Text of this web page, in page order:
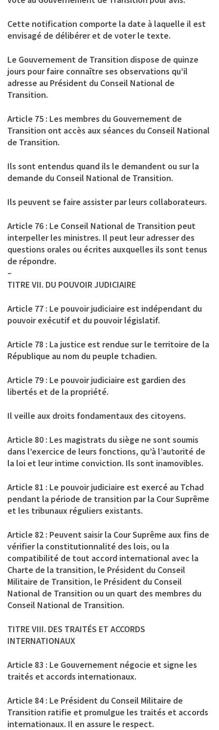
Cette notification comporte la date à laquelle il est
envisagé de délibérer et de voter le texte.
Le Gouvernement de Transition dispose de quinze
jours pour faire connaître ses observations qu’il
adresse au Président du Conseil National de
Transition.
Article 75 : Les membres du Gouvernement de
Transition ont accès aux séances du Conseil National
de Transition.
Ils sont entendus quand ils le demandent ou sur la
demande du Conseil National de Transition.
Ils peuvent se faire assister par leurs collaborateurs.
Article 76 : Le Conseil National de Transition peut
interpeller les ministres. Il peut leur adresser des
questions orales ou écrites auxquelles ils sont tenus
de répondre.
–
TITRE VII. DU POUVOIR JUDICIAIRE
Article 77 : Le pouvoir judiciaire est indépendant du
pouvoir exécutif et du pouvoir législatif.
Article 78 : La justice est rendue sur le territoire de la
République au nom du peuple tchadien.
Article 79 : Le pouvoir judiciaire est gardien des
libertés et de la propriété.
Il veille aux droits fondamentaux des citoyens.
Article 80 : Les magistrats du siège ne sont soumis
dans l’exercice de leurs fonctions, qu’à l’autorité de
la loi et leur intime conviction. Ils sont inamovibles.
Article 81 : Le pouvoir judiciaire est exercé au Tchad
pendant la période de transition par la Cour Suprême
et les tribunaux réguliers existants.
Article 82 : Peuvent saisir la Cour Suprême aux fins de
vérifier la constitutionnalité des lois, ou la
compatibilité de tout accord international avec la
Charte de la transition, le Président du Conseil
Militaire de Transition, le Président du Conseil
National de Transition ou un quart des membres du
Conseil National de Transition.
TITRE VIII. DES TRAITÉS ET ACCORDS
INTERNATIONAUX
Article 83 : Le Gouvernement négocie et signe les
traités et accords internationaux.
Article 84 : Le Président du Conseil Militaire de
Transition ratifie et promulgue les traités et accords
internationaux. Il en assure le respect.